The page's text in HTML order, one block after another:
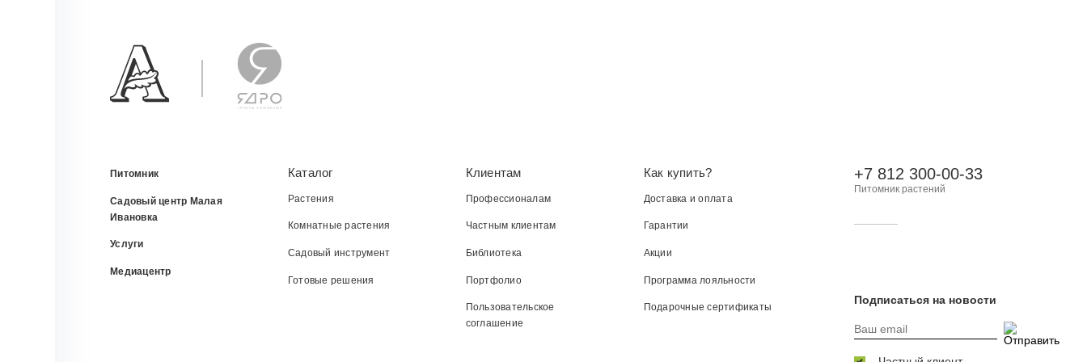
Питомник
Садовый центр Малая
Ивановка
Услуги
Медиацентр
Каталог
Растения
Комнатные растения
Садовый инструмент
Готовые решения
Клиентам
Профессионалам
Частным клиентам
Библиотека
Портфолио
Пользовательское
соглашение
Как купить?
Доставка и оплата
Гарантии
Акции
Программа лояльности
Подарочные сертификаты
+7 812 300-00-33
Питомник растений
Подписаться на новости